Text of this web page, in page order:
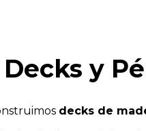
y
decks de